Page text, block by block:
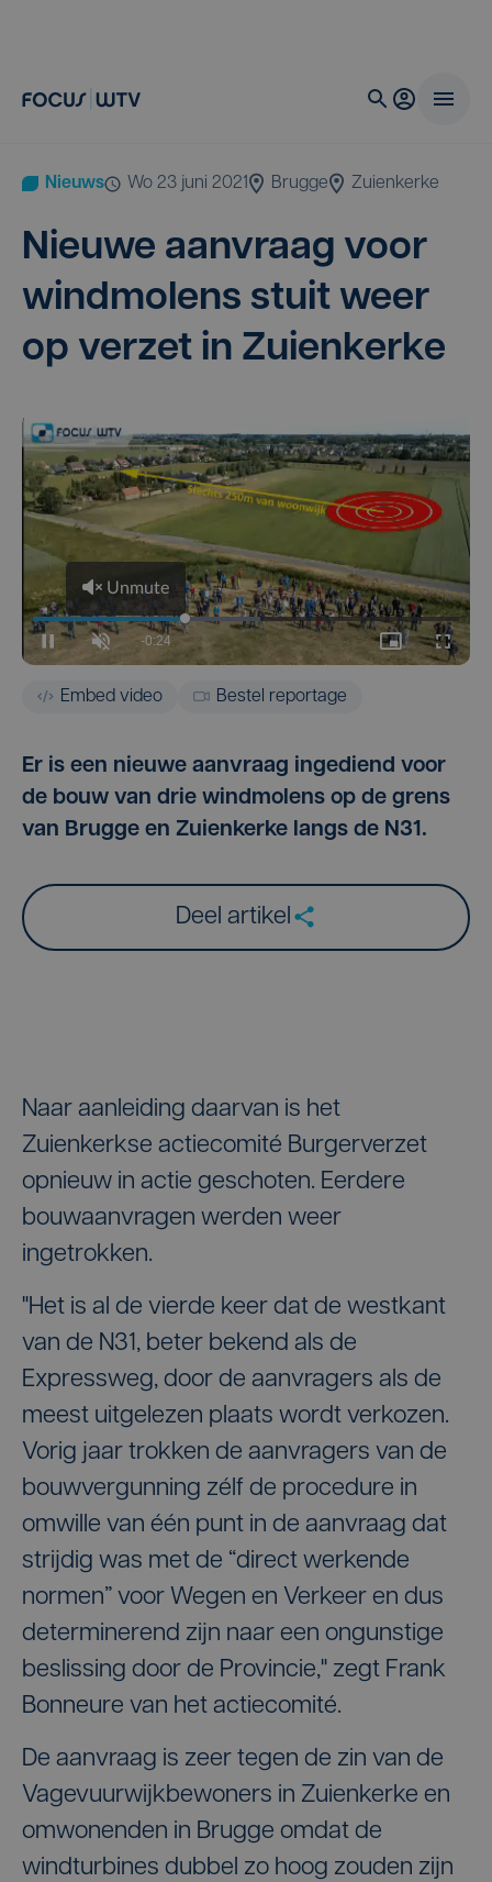
Nieuws wo 23 juni 2021 Brugge Zuienkerke
Nieu­we aan­vraag voor
wind­mo­lens stuit weer
op ver­zet in Zuienkerke
Embed video Bestel reportage
Er is een nieuwe aanvraag ingediend voor
de bouw van drie windmolens op de grens
van Brugge en Zuienkerke langs de N31.
Deel artikel
Naar aanleiding daarvan is het
Zuienkerkse actiecomité Burgerverzet
opnieuw in actie geschoten. Eerdere
bouwaanvragen werden weer
ingetrokken.
"Het is al de vierde keer dat de westkant
van de N31, beter bekend als de
Expressweg, door de aanvragers als de
meest uitgelezen plaats wordt verkozen.
Vorig jaar trokken de aanvragers van de
bouwvergunning zélf de procedure in
omwille van één punt in de aanvraag dat
strijdig was met de “direct werkende
normen” voor Wegen en Verkeer en dus
determinerend zijn naar een ongunstige
beslissing door de Provincie," zegt Frank
Bonneure van het actiecomité.
De aanvraag is zeer tegen de zin van de
Vagevuurwijkbewoners in Zuienkerke en
omwonenden in Brugge omdat de
windturbines dubbel zo hoog zouden zijn